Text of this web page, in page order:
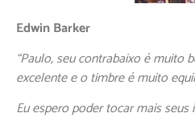
Edwin Barker
“Paulo, seu contrabaixo é muito
excelente e o timbre é muito
Eu espero poder tocar mais